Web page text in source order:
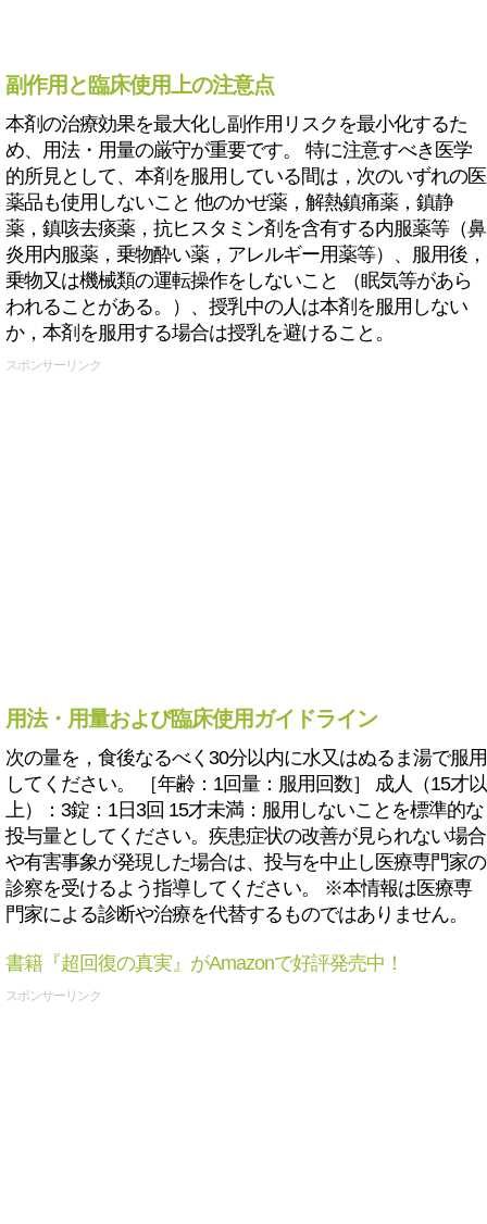
副作用と臨床使用上の注意点
本剤の治療効果を最大化し副作用リスクを最小化するた
め、用法・用量の厳守が重要です。 特に注意すべき医学
的所見として、本剤を服用している間は，次のいずれの医
薬品も使用しないこと 他のかぜ薬，解熱鎮痛薬，鎮静
薬，鎮咳去痰薬，抗ヒスタミン剤を含有する内服薬等（鼻
炎用内服薬，乗物酔い薬，アレルギー用薬等）、服用後，
乗物又は機械類の運転操作をしないこと （眠気等があら
われることがある。）、授乳中の人は本剤を服用しない
か，本剤を服用する場合は授乳を避けること。
スポンサーリンク
用法・用量および臨床使用ガイドライン
次の量を，食後なるべく30分以内に水又はぬるま湯で服用
してください。 ［年齢：1回量：服用回数］ 成人（15才以
上）：3錠：1日3回 15才未満：服用しないことを標準的な
投与量としてください。疾患症状の改善が見られない場合
や有害事象が発現した場合は、投与を中止し医療専門家の
診察を受けるよう指導してください。 ※本情報は医療専
門家による診断や治療を代替するものではありません。
書籍『超回復の真実』がAmazonで好評発売中！
スポンサーリンク